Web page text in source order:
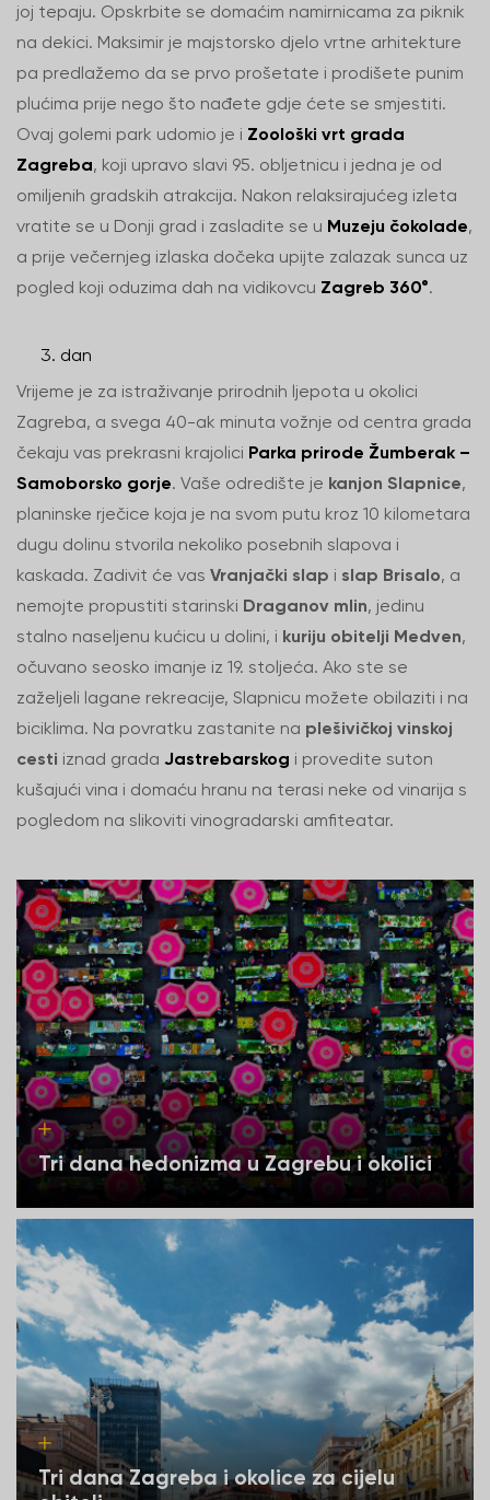
joj tepaju. Opskrbite se domaćim namirnicama za piknik
na dekici. Maksimir je majstorsko djelo vrtne arhitekture
pa predlažemo da se prvo prošetate i prodišete punim
plućima prije nego što nađete gdje ćete se smjestiti.
Ovaj golemi park udomio je i Zoološki vrt grada
Zagreba, koji upravo slavi 95. obljetnicu i jedna je od
omiljenih gradskih atrakcija. Nakon relaksirajućeg izleta
vratite se u Donji grad i zasladite se u Muzeju čokolade,
a prije večernjeg izlaska dočeka upijte zalazak sunca uz
pogled koji oduzima dah na vidikovcu Zagreb 360°.
dan
Vrijeme je za istraživanje prirodnih ljepota u okolici
Zagreba, a svega 40-ak minuta vožnje od centra grada
čekaju vas prekrasni krajolici Parka prirode Žumberak –
Samoborsko gorje. Vaše odredište je kanjon Slapnice,
planinske rječice koja je na svom putu kroz 10 kilometara
dugu dolinu stvorila nekoliko posebnih slapova i
kaskada. Zadivit će vas Vranjački slap i slap Brisalo, a
nemojte propustiti starinski Draganov mlin, jedinu
stalno naseljenu kućicu u dolini, i kuriju obitelji Medven,
očuvano seosko imanje iz 19. stoljeća. Ako ste se
zaželjeli lagane rekreacije, Slapnicu možete obilaziti i na
biciklima. Na povratku zastanite na plešivičkoj vinskoj
cesti iznad grada Jastrebarskog i provedite suton
kušajući vina i domaću hranu na terasi neke od vinarija s
pogledom na slikoviti vinogradarski amfiteatar.
Tri dana hedonizma u Zagrebu i okolici
Tri dana Zagreba i okolice za cijelu